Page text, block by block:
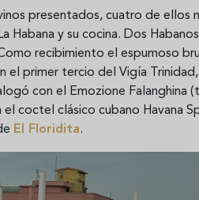
presentados, cuatro de ellos
Habana y su cocina. Dos
recibimiento el espumoso
el primer tercio del Vigía
con el Emozione Falanghina
coctel clásico cubano Havana
El Floridita.